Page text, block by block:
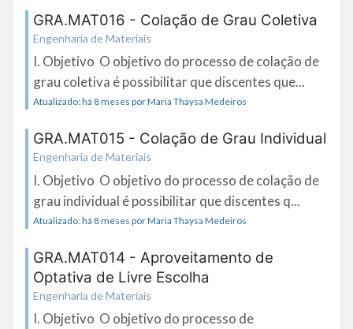
GRA.MAT016 - Colação de Grau Coletiva
Engenharia de Materiais
I. Objetivo O objetivo do processo de colação de
grau coletiva é possibilitar que discentes que...
Atualizado: há 8 meses por Maria Thaysa Medeiros
GRA.MAT015 - Colação de Grau Individual
Engenharia de Materiais
I. Objetivo O objetivo do processo de colação de
grau individual é possibilitar que discentes q...
Atualizado: há 8 meses por Maria Thaysa Medeiros
GRA.MAT014 - Aproveitamento de
Optativa de Livre Escolha
Engenharia de Materiais
I. Objetivo O objetivo do processo de